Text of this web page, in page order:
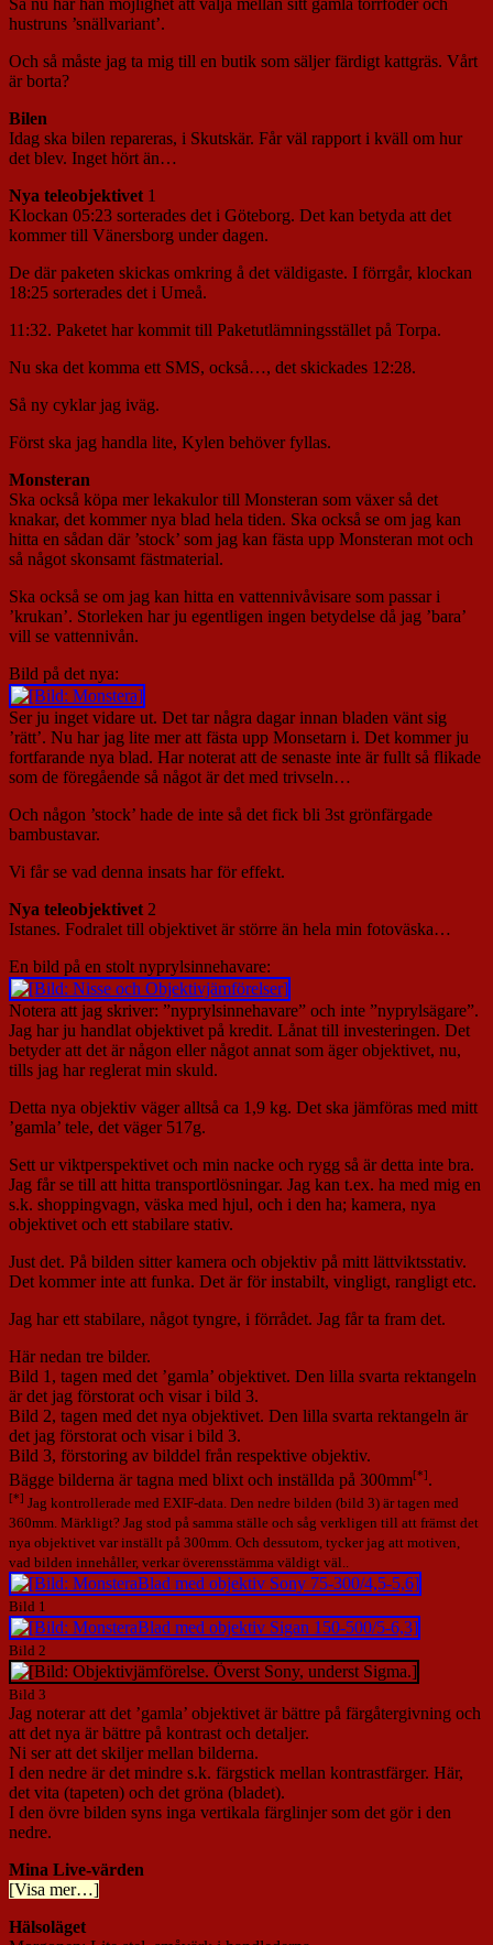
hustruns ’snällvariant’.
Och så måste jag ta mig till en butik som säljer färdigt kattgräs. Vårt
är borta?
Bilen
Idag ska bilen repareras, i Skutskär. Får väl rapport i kväll om hur
det blev. Inget hört än…
Nya teleobjektivet 1
Klockan 05:23 sorterades det i Göteborg. Det kan betyda att det
kommer till Vänersborg under dagen.
De där paketen skickas omkring å det väldigaste. I förrgår, klockan
18:25 sorterades det i Umeå.
11:32. Paketet har kommit till Paketutlämningsstället på Torpa.
Nu ska det komma ett SMS, också…, det skickades 12:28.
Så ny cyklar jag iväg.
Först ska jag handla lite, Kylen behöver fyllas.
Monsteran
Ska också köpa mer lekakulor till Monsteran som växer så det
knakar, det kommer nya blad hela tiden. Ska också se om jag kan
hitta en sådan där ’stock’ som jag kan fästa upp Monsteran mot och
så något skonsamt fästmaterial.
Ska också se om jag kan hitta en vattennivåvisare som passar i
’krukan’. Storleken har ju egentligen ingen betydelse då jag ’bara’
vill se vattennivån.
Bild på det nya:
Ser ju inget vidare ut. Det tar några dagar innan bladen vänt sig
’rätt’. Nu har jag lite mer att fästa upp Monsetarn i. Det kommer ju
fortfarande nya blad. Har noterat att de senaste inte är fullt så flikade
som de föregående så något är det med trivseln…
Och någon ’stock’ hade de inte så det fick bli 3st grönfärgade
bambustavar.
Vi får se vad denna insats har för effekt.
Nya teleobjektivet 2
Istanes. Fodralet till objektivet är större än hela min fotoväska…
En bild på en stolt nyprylsinnehavare:
Notera att jag skriver: ”nyprylsinnehavare” och inte ”nyprylsägare”.
Jag har ju handlat objektivet på kredit. Lånat till investeringen. Det
betyder att det är någon eller något annat som äger objektivet, nu,
tills jag har reglerat min skuld.
Detta nya objektiv väger alltså ca 1,9 kg. Det ska jämföras med mitt
’gamla’ tele, det väger 517g.
Sett ur viktperspektivet och min nacke och rygg så är detta inte bra.
Jag får se till att hitta transportlösningar. Jag kan t.ex. ha med mig en
s.k. shoppingvagn, väska med hjul, och i den ha; kamera, nya
objektivet och ett stabilare stativ.
Just det. På bilden sitter kamera och objektiv på mitt lättviktsstativ.
Det kommer inte att funka. Det är för instabilt, vingligt, rangligt etc.
Jag har ett stabilare, något tyngre, i förrådet. Jag får ta fram det.
Här nedan tre bilder.
Bild 1, tagen med det ’gamla’ objektivet. Den lilla svarta rektangeln
är det jag förstorat och visar i bild 3.
Bild 2, tagen med det nya objektivet. Den lilla svarta rektangeln är
det jag förstorat och visar i bild 3.
Bild 3, förstoring av bilddel från respektive objektiv.
Bägge bilderna är tagna med blixt och inställda på 300mm[*].
[*] Jag kontrollerade med EXIF-data. Den nedre bilden (bild 3) är tagen med
360mm. Märkligt? Jag stod på samma ställe och såg verkligen till att främst det
nya objektivet var inställt på 300mm. Och dessutom, tycker jag att motiven,
vad bilden innehåller, verkar överensstämma väldigt väl..
Bild 1
Bild 2
Bild 3
Jag noterar att det ’gamla’ objektivet är bättre på färgåtergivning och
att det nya är bättre på kontrast och detaljer.
Ni ser att det skiljer mellan bilderna.
I den nedre är det mindre s.k. färgstick mellan kontrastfärger. Här,
det vita (tapeten) och det gröna (bladet).
I den övre bilden syns inga vertikala färglinjer som det gör i den
nedre.
Mina Live-värden
[Visa mer…]
Hälsoläget